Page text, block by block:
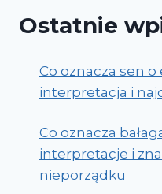
Ostatnie
Co oznacza sen
interpretacja i
Co oznacza
interpretacje i
nieporządku